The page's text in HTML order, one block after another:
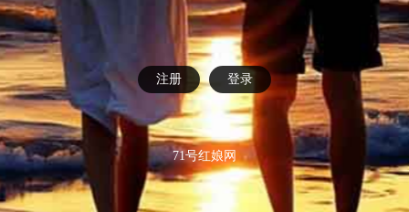
注册 登录
71号红娘网